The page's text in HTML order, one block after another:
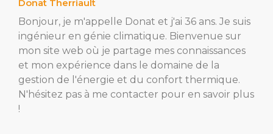
Donat Therriault
Bonjour, je m'appelle Donat et j'ai 36 ans. Je suis
ingénieur en génie climatique. Bienvenue sur
mon site web où je partage mes connaissances
et mon expérience dans le domaine de la
gestion de l'énergie et du confort thermique.
N'hésitez pas à me contacter pour en savoir plus
!